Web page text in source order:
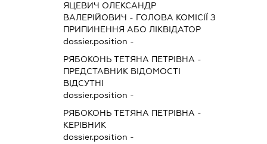
ЯЦЕВИЧ ОЛЕКСАНДР
ВАЛЕРІЙОВИЧ - ГОЛОВА КОМІСІЇ З
ПРИПИНЕННЯ АБО ЛІКВІДАТОР
dossier.position -
РЯБОКОНЬ ТЕТЯНА ПЕТРІВНА -
ПРЕДСТАВНИКВІДОМОСТІ
ВІДСУТНІ
dossier.position -
РЯБОКОНЬ ТЕТЯНА ПЕТРІВНА -
КЕРІВНИК
dossier.position -